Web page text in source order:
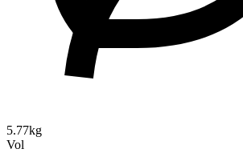
5.77kg
Vol